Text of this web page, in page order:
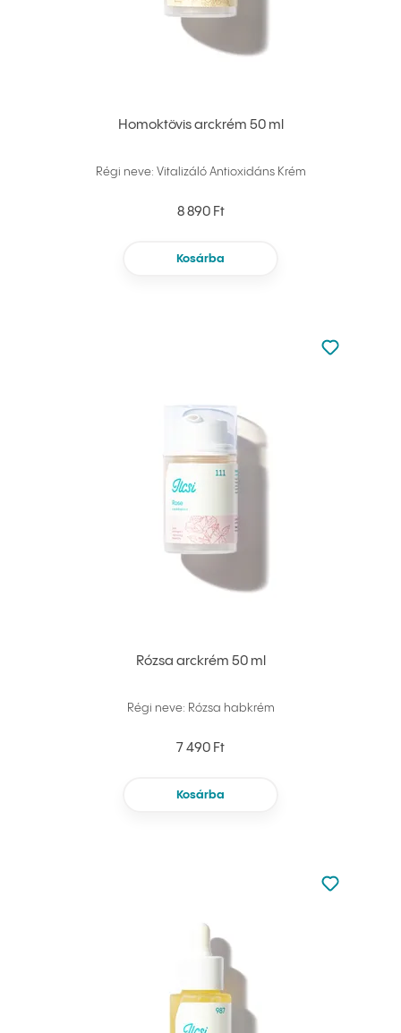
Homoktövis arckrém 50 ml
Régi neve: Vitalizáló Antioxidáns Krém
8 890 Ft
Kosárba
Rózsa arckrém 50 ml
Régi neve: Rózsa habkrém
7 490 Ft
Kosárba
Nincsen
Hozzáadás
Nincsen
Hozzáadás